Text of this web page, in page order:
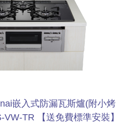
嵌入式防漏瓦斯爐(附小烤
TR 【送免費標準安裝】